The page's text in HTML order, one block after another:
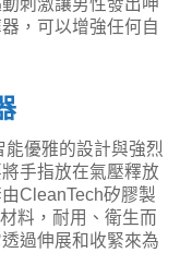
刺激讓男性發出呻
，可以增強任何自
優雅的設計與強烈
手指放在氣壓釋放
CleanTech矽膠製
料，耐用、衛生而
過伸展和收緊來為